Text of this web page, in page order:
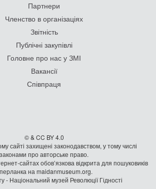
Партнери
Членство в організаціях
Звітність
Публічні закупівлі
Головне про нас у ЗМІ
Вакансії
Співпраця
© & CC BY 4.0
сайті захищені законодавством, у тому числі
законами про авторське право.
сайтах обов’язкова відкрита для пошуковиків
на maidanmuseum.org.
- Національний музей Революції Гідності